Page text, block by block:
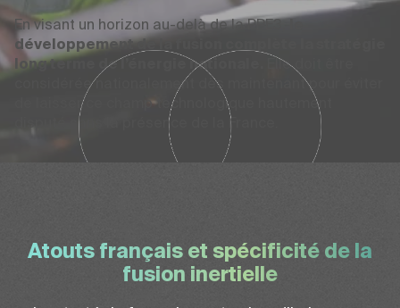
En visant un horizon au-delà de la PPE3,
développement de la fusion complète la stratégie
long terme de l’énergie nationale.
Elle doit être
considérée nationalement dès maintenant pour éviter
de laisser ce champ technologique hautement
disputé sans la présence de la France.
Atouts français et spécificité de la
fusion inertielle